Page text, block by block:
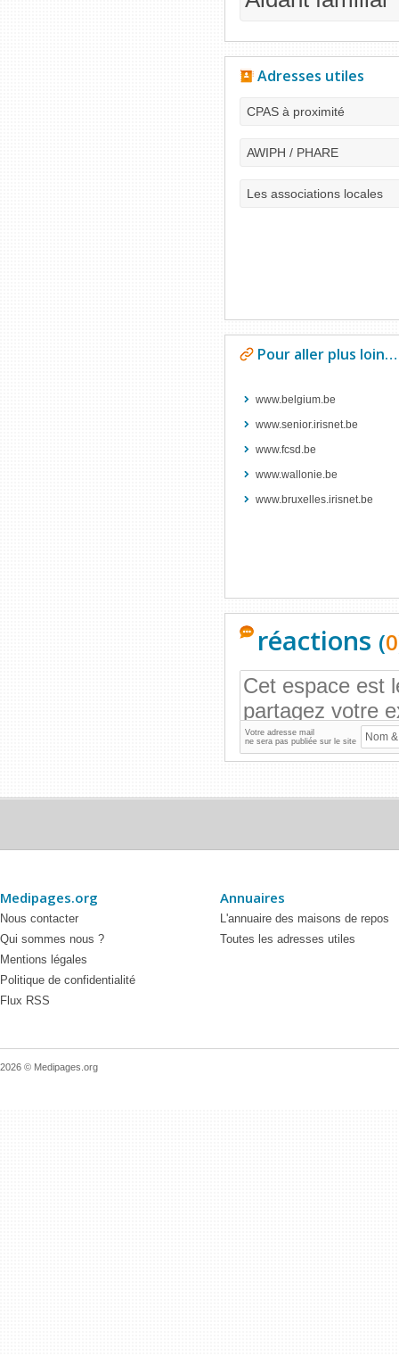
Adresses utiles
CPAS à proximité
AWIPH / PHARE
Les associations locales
Pour aller plus loin…
www.belgium.be
www.senior.irisnet.be
www.fcsd.be
www.wallonie.be
www.bruxelles.irisnet.be
réactions (0
Votre adresse mail
ne sera pas publiée sur le site
Medipages.org
Nous contacter
Qui sommes nous ?
Mentions légales
Politique de confidentialité
Flux RSS
Annuaires
L'annuaire des maisons de repos
Toutes les adresses utiles
2026 © Medipages.org